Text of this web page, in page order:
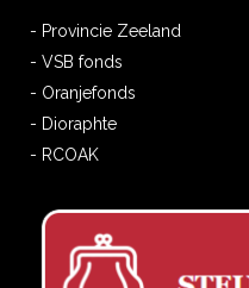
- Provincie Zeeland
- VSB fonds
- Oranjefonds
- Dioraphte
- RCOAK